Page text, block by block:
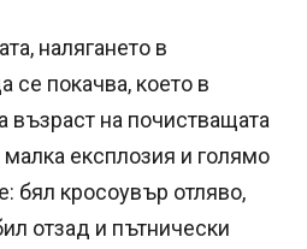
налягането в
се покачва, което в
възраст на почистващата
експлозия и голямо
бял кросоувър отляво,
отзад и пътнически